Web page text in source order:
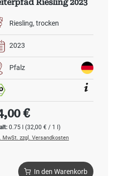
Riesling 2023
Riesling trocken
2023
Pfalz
0.75 l(32,00 € / 1 l)
Preis:
€
MwSt. zzgl. Versandkosten
In den Warenkorb